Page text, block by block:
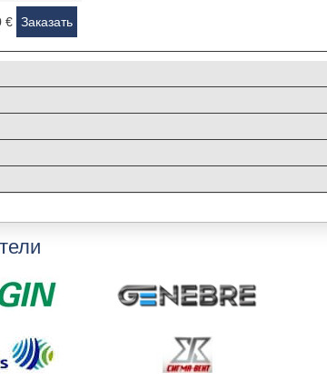
€ Заказать